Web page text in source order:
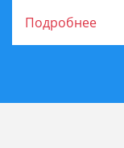
Подробнее